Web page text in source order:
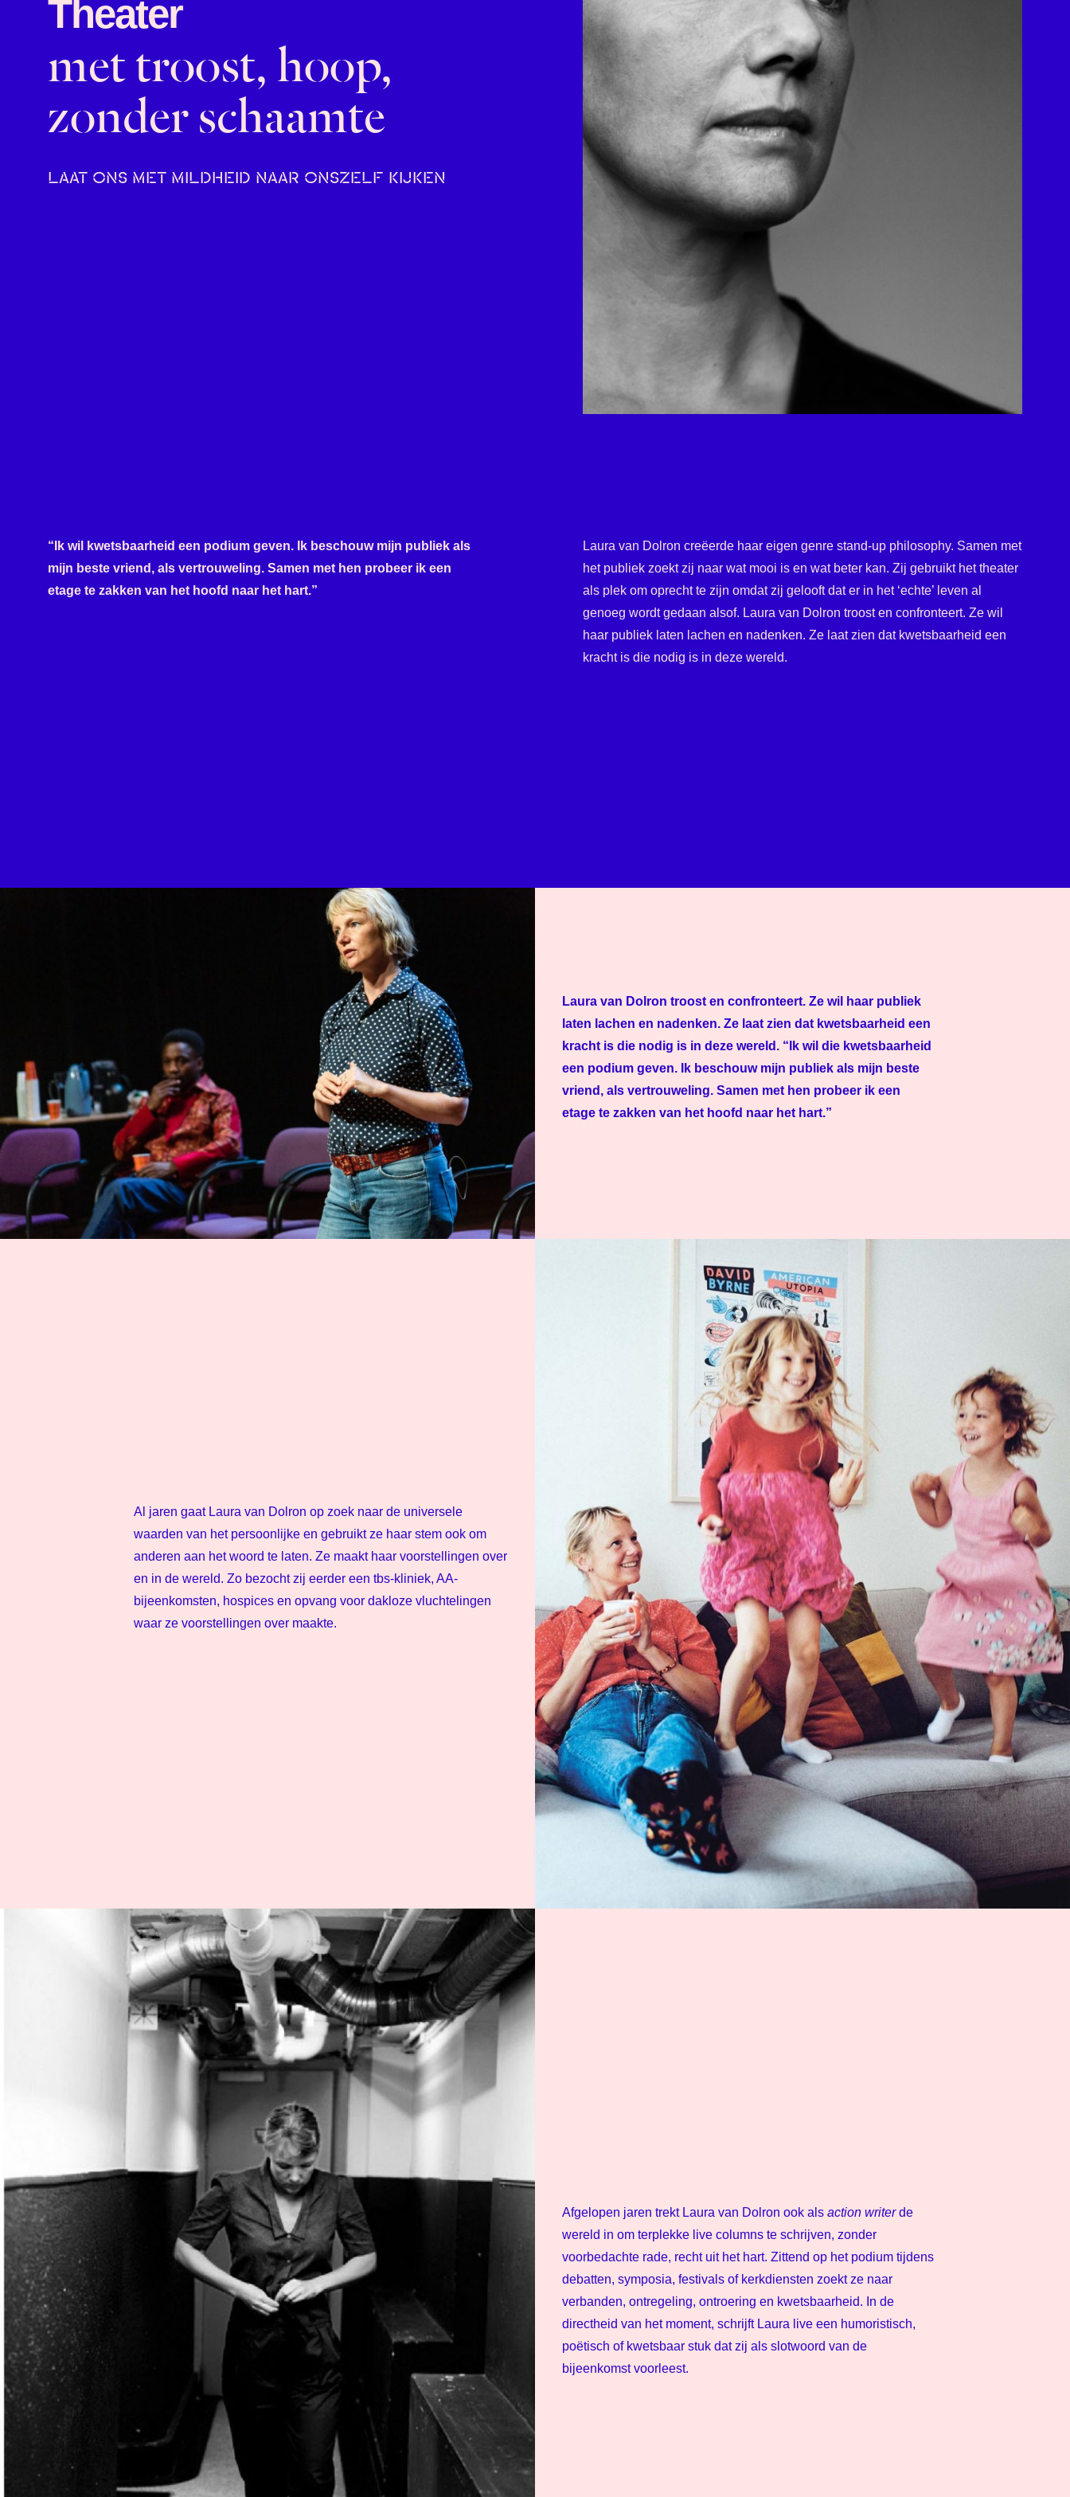
Theater
met troost, hoop,
zonder schaamte
LAAT ONS MET MILDHEID NAAR ONSZELF KIJKEN
“Ik wil kwetsbaarheid een podium geven. Ik beschouw mijn publiek als
mijn beste vriend, als vertrouweling. Samen met hen probeer ik een
etage te zakken van het hoofd naar het hart.”
Laura van Dolron creëerde haar eigen genre stand-up philosophy. Samen met
het publiek zoekt zij naar wat mooi is en wat beter kan. Zij gebruikt het theater
als plek om oprecht te zijn omdat zij gelooft dat er in het ‘echte’ leven al
genoeg wordt gedaan alsof. Laura van Dolron troost en confronteert. Ze wil
haar publiek laten lachen en nadenken. Ze laat zien dat kwetsbaarheid een
kracht is die nodig is in deze wereld.
Laura van Dolron troost en confronteert. Ze wil haar publiek
laten lachen en nadenken. Ze laat zien dat kwetsbaarheid een
kracht is die nodig is in deze wereld. “Ik wil die kwetsbaarheid
een podium geven. Ik beschouw mijn publiek als mijn beste
vriend, als vertrouweling. Samen met hen probeer ik een
etage te zakken van het hoofd naar het hart.”
Al jaren gaat Laura van Dolron op zoek naar de universele
waarden van het persoonlijke en gebruikt ze haar stem ook om
anderen aan het woord te laten. Ze maakt haar voorstellingen over
en in de wereld. Zo bezocht zij eerder een tbs-kliniek, AA-
bijeenkomsten, hospices en opvang voor dakloze vluchtelingen
waar ze voorstellingen over maakte.
Afgelopen jaren trekt Laura van Dolron ook als action writerde
wereld in om terplekke live columns te schrijven, zonder
voorbedachte rade, recht uit het hart. Zittend op het podium tijdens
debatten, symposia, festivals of kerkdiensten zoekt ze naar
verbanden, ontregeling, ontroering en kwetsbaarheid. In de
directheid van het moment, schrijft Laura live een humoristisch,
poëtisch of kwetsbaar stuk dat zij als slotwoord van de
bijeenkomst voorleest.